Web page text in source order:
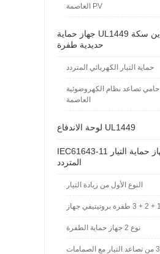
العاصمة PV
جهاز حماية UL1449 دين سكة
حديدية طفرة
حماية التيار الكهربائي المتردد
حامي تصاعد نظام الكهروضوئية
العاصمة
لوحة الاندفاع UL1449
IEC61643-11 جهاز حماية التيار
المتردد
النوع الأول من زيادة التيار
نوع 2 جهاز حماية الطفرة
النوع 3 من تصاعد التيار مع الصمامات